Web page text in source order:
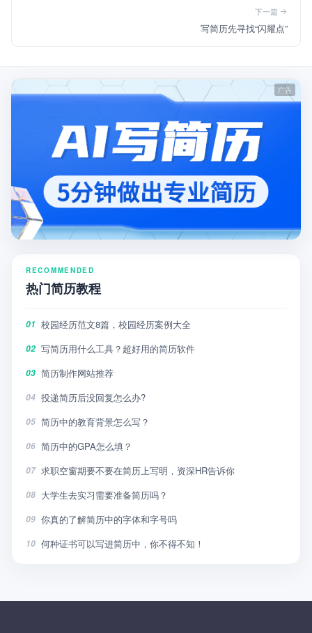
下一篇
写简历先寻找“闪耀点”
RECOMMENDED
热门简历教程
01 校园经历范文8篇，校园经历案例大全
02 写简历用什么工具？超好用的简历软件
03 简历制作网站推荐
04 投递简历后没回复怎么办?
05 简历中的教育背景怎么写？
06 简历中的GPA怎么填？
07 求职空窗期要不要在简历上写明，资深HR告诉你
08 大学生去实习需要准备简历吗？
09 你真的了解简历中的字体和字号吗
10 何种证书可以写进简历中，你不得不知！